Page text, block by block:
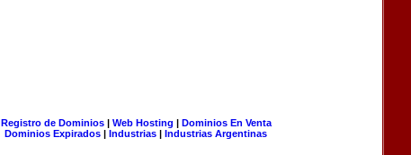
Registro de Dominios| Web Hosting | Dominios En Venta
Dominios Expirados | Industrias | Industrias Argentinas